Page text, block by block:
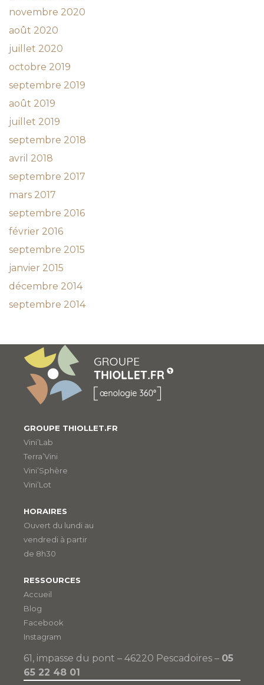
novembre 2020
août 2020
juillet 2020
octobre 2019
septembre 2019
août 2019
juillet 2019
septembre 2018
avril 2018
septembre 2017
mars 2017
septembre 2016
février 2016
septembre 2015
janvier 2015
décembre 2014
septembre 2014
GROUPE THIOLLET.FR
Vini’Lab
Terra’Vini
Vini’Sphère
Vini’Lot
HORAIRES
Ouvert du lundi au
vendredi à partir
de 8h30
RESSOURCES
Accueil
Blog
Facebook
Instagram
61, impasse du pont – 46220 Pescadoires – 05
65 22 48 01